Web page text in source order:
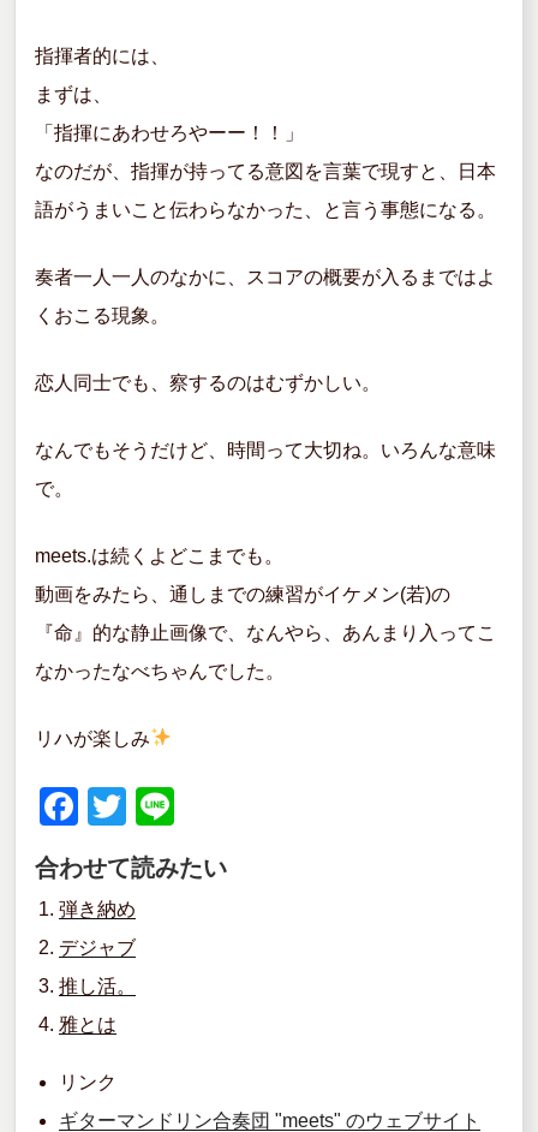
指揮者的には、
まずは、
「指揮にあわせろやーー！！」
なのだが、指揮が持ってる意図を言葉で現すと、日本
語がうまいこと伝わらなかった、と言う事態になる。
奏者一人一人のなかに、スコアの概要が入るまではよ
くおこる現象。
恋人同士でも、察するのはむずかしい。
なんでもそうだけど、時間って大切ね。いろんな意味
で。
meets.は続くよどこまでも。
動画をみたら、通しまでの練習がイケメン(若)の
『命』的な静止画像で、なんやら、あんまり入ってこ
なかったなべちゃんでした。
リハが楽しみ
F
c
e
b
o
o
k
T
wi
tt
er
e
合わせて読みたい
弾き納め
デジャブ
推し活。
雅とは
リンク
ギターマンドリン合奏団 "meets" のウェブサイト